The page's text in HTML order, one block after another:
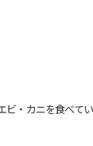
・カニを食べてい